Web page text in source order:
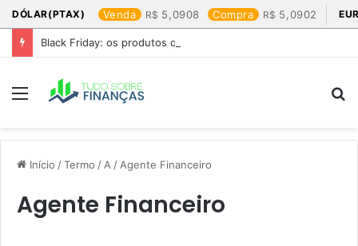
DÓLAR(PTAX) Venda 5,0908 Compra 5,0902
Black Friday: os produtos que mais valem a pena
Menu
Início /Termo / A / Agente Financeiro
Agente Financeiro